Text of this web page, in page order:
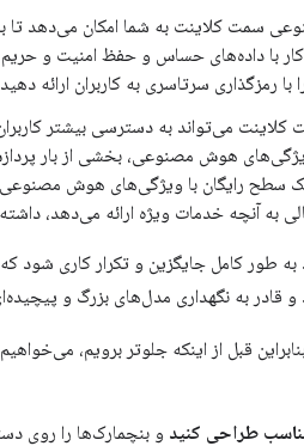
سمت کلاینت به شما امکان می‌دهد تا
کار با داده‌های حساس و حفظ امنیت و
سرتاسری به کاربران ارائه
می‌تواند به دسترسی بیشتر
هوش مصنوعی، بخشی از بار
سطح رایگان با ویژگی‌های هوش مصنوعی
به آنچه خدمات ویژه ارائه می‌دهد،
طور کامل جایگزین و تکرار کاری شود
و قادر به نگهداری مدل‌های بزرگ و
قبل از اینکه جلوتر برویم،
و بنچمارک‌ها را روی